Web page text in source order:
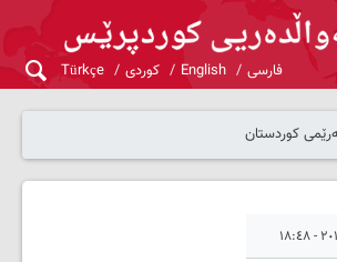
فارسی English کوردی Türkçe
کوردستان